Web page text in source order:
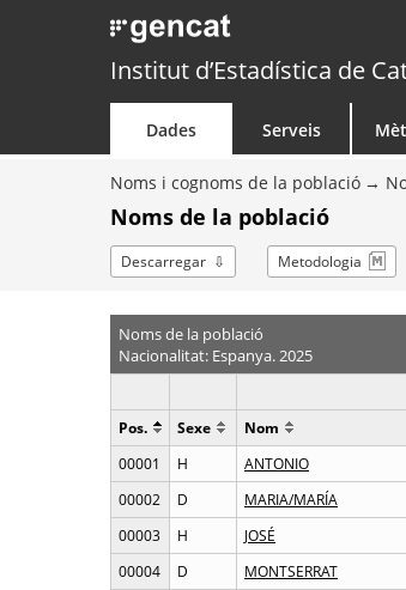
Institut d’Estadística de
Dades Serveis
Noms i cognoms de la població
Noms de la població
Descarregar Metodologia
Noms de la població
Nacionalitat: Espanya. 2025
Pos.
Sexe Nom
00001
H ANTONIO
00002
D MARIA/MARÍA
00003
H JOSÉ
00004
D MONTSERRAT